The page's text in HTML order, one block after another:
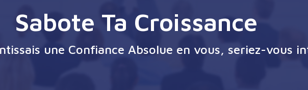
Sabote Ta Croissance
une Confiance Absolue en vous, seriez-vous